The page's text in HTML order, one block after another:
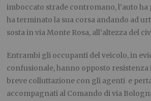
imboccato strade contromano, l’auto
ha terminato la sua corsa andando ad
sosta in via Monte Rosa, all’altezza del
Entrambi gli occupanti del veicolo, in
confusionale, hanno opposto
breve colluttazione con gli agenti e
accompagnati al Comando di via